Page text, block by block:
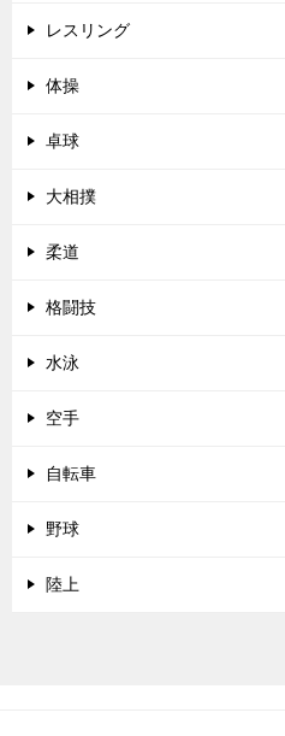
レスリング
体操
卓球
大相撲
柔道
格闘技
水泳
空手
自転車
野球
陸上